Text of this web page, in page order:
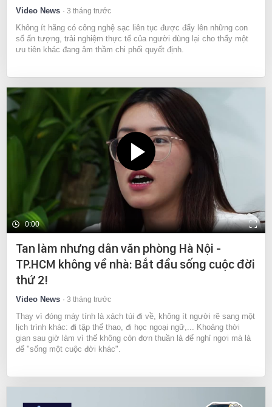
Video News 3 tháng trước
Không ít hãng có công nghệ sạc liên tục được đẩy lên những con
số ấn tượng, trải nghiệm thực tế của người dùng lại cho thấy một
ưu tiên khác đang âm thầm chi phối quyết định.
0:00
Tan làm nhưng dân văn phòng Hà Nội -
TP.HCM không về nhà: Bắt đầu sống cuộc đời
thứ 2!
Video News 3 tháng trước
Thay vì đóng máy tính là xách túi đi về, không ít người rẽ sang một
lịch trình khác: đi tập thể thao, đi học ngoại ngữ,... Khoảng thời
gian sau giờ làm vì thế không còn đơn thuần là để nghỉ ngơi mà là
để "sống một cuộc đời khác".